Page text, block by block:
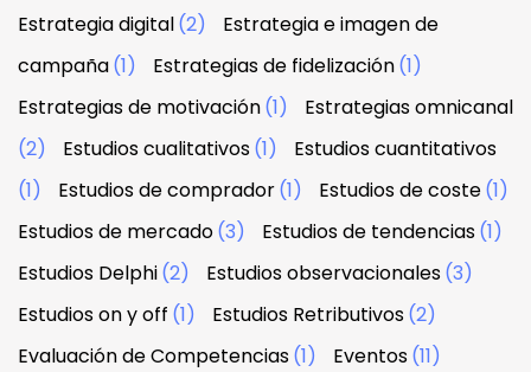
Estrategia digital(2)
Estrategia e imagen de
campaña(1) Estrategias de fidelización(1)
Estrategias de motivación(1)
Estrategias omnicanal
(2)
Estudios cualitativos(1)
Estudios cuantitativos
(1)
Estudios de comprador(1) Estudios de coste(1)
Estudios de mercado(3) Estudios de tendencias(1)
Estudios Delphi(2) Estudios observacionales(3)
Estudios on y off (1) Estudios Retributivos(2)
Evaluación de Competencias(1) Eventos(11)